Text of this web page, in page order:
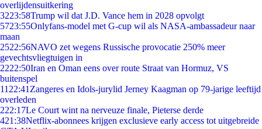
overlijdensuitkering
3223:58Trump wil dat J.D. Vance hem in 2028 opvolgt
5723:55Onlyfans-model met G-cup wil als NASA-ambassadeur naar
maan
2522:56NAVO zet wegens Russische provocatie 250% meer
gevechtsvliegtuigen in
2222:50Iran en Oman eens over route Straat van Hormuz, VS
buitenspel
11 22:41 Zangeres en Idols-jurylid Jerney Kaagman op 79-jarige leeftijd
overleden
222:17Le Court wint na nerveuze finale, Pieterse derde
421:38Netflix-abonnees krijgen exclusieve early access tot uitgebreide